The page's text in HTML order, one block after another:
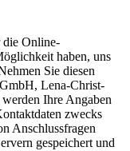
die Online-
haben, uns
Sie diesen
Lena-Christ-
Ihre Angaben
zwecks
Anschlussfragen
gespeichert und